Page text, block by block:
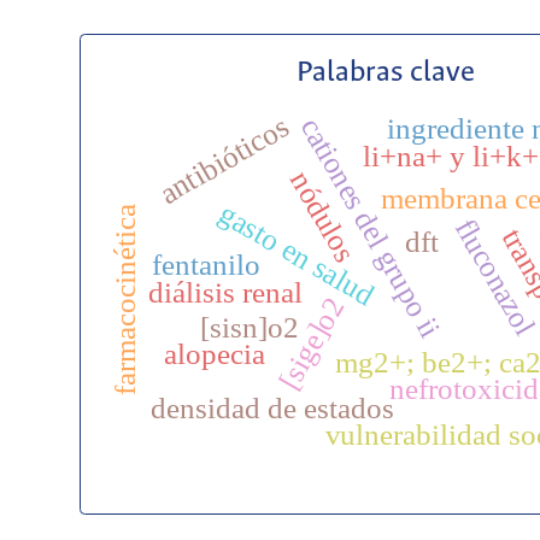
Palabras clave
cationes del grupo ii
mg2+; be2+;
[sige]o2
[sisn]o2
densidad de estados
membrana
gasto en salud
antibióticos li+na+ y li+k+
dft
diálisis renal
ingrediente
farmacocinética nódulos
fentanilo
vulnerabilidad
alopecia